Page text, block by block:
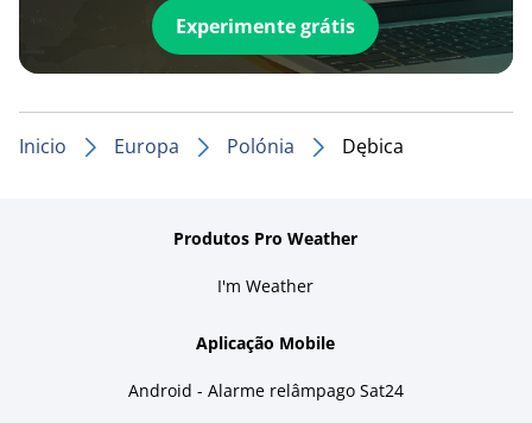
Experimente grátis
Inicio Europa Polónia Dębica
Produtos Pro Weather
I'm Weather
Aplicação Mobile
Android - Alarme relâmpago Sat24